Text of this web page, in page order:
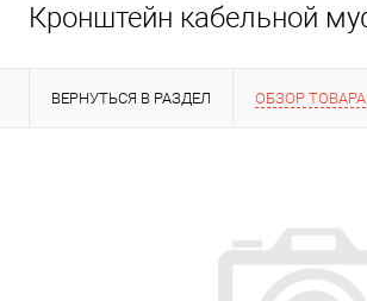
Кронштейн кабельной
ВЕРНУТЬСЯ В РАЗДЕЛ ОБЗОР ТОВАРА